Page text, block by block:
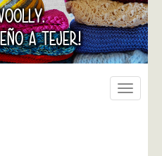
A TEJER!
Toggle